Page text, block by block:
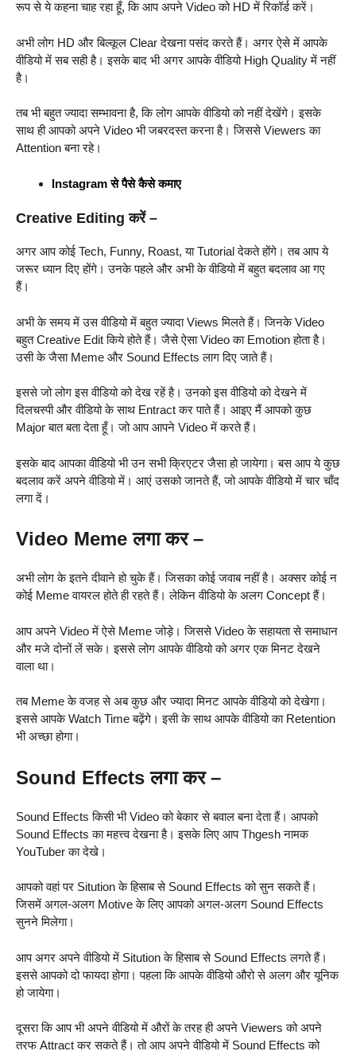
रूप से ये कहना चाह रहा हूँ, कि आप अपने Video को HD में रिकॉर्ड करें।
अभी लोग HD और बिल्कूल Clear देखना पसंद करते हैं। अगर ऐसे में आपके
वीडियो में सब सही है। इसके बाद भी अगर आपके वीडियो High Quality में नहीं
है।
तब भी बहुत ज्यादा सम्भावना है, कि लोग आपके वीडियो को नहीं देखेंगे। इसके
साथ ही आपको अपने Video भी जबरदस्त करना है। जिससे Viewers का
Attention बना रहे।
Instagram से पैसे कैसे कमाए
Creative Editing करें –
अगर आप कोई Tech, Funny, Roast, या Tutorial देकते होंगे। तब आप ये
जरूर ध्यान दिए होंगे। उनके पहले और अभी के वीडियो में बहुत बदलाव आ गए
हैं।
अभी के समय में उस वीडियो में बहुत ज्यादा Views मिलते हैं। जिनके Video
बहुत Creative Edit किये होते हैं। जैसे ऐसा Video का Emotion होता है।
उसी के जैसा Meme और Sound Effects लाग दिए जाते हैं।
इससे जो लोग इस वीडियो को देख रहें है। उनको इस वीडियो को देखने में
दिलचस्पी और वीडियो के साथ Entract कर पाते हैं। आइए मैं आपको कुछ
Major बात बता देता हूँ। जो आप आपने Video में करते हैं।
इसके बाद आपका वीडियो भी उन सभी क्रिएटर जैसा हो जायेगा। बस आप ये कुछ
बदलाव करें अपने वीडियो में। आएं उसको जानते हैं, जो आपके वीडियो में चार चाँद
लगा दें।
Video Meme लगा कर –
अभी लोग के इतने दीवाने हो चुके हैं। जिसका कोई जवाब नहीं है। अक्सर कोई न
कोई Meme वायरल होते ही रहते हैं। लेकिन वीडियो के अलग Concept हैं।
आप अपने Video में ऐसे Meme जोड़े। जिससे Video के सहायता से समाधान
और मजे दोनों लें सके। इससे लोग आपके वीडियो को अगर एक मिनट देखने
वाला था।
तब Meme के वजह से अब कुछ और ज्यादा मिनट आपके वीडियो को देखेगा।
इससे आपके Watch Time बढ़ेंगे। इसी के साथ आपके वीडियो का Retention
भी अच्छा होगा।
Sound Effects लगा कर –
Sound Effects किसी भी Video को बेकार से बवाल बना देता हैं। आपको
Sound Effects का महत्त्व देखना है। इसके लिए आप Thgesh नामक
YouTuber का देखे।
आपको वहां पर Sitution के हिसाब से Sound Effects को सुन सकते हैं।
जिसमें अगल-अलग Motive के लिए आपको अगल-अलग Sound Effects
सुनने मिलेगा।
आप अगर अपने वीडियो में Sitution के हिसाब से Sound Effects लगते हैं।
इससे आपको दो फायदा होगा। पहला कि आपके वीडियो औरो से अलग और यूनिक
हो जायेगा।
दूसरा कि आप भी अपने वीडियो में औरों के तरह ही अपने Viewers को अपने
तरफ Attract कर सकते हैं। तो आप अपने वीडियो में Sound Effects को